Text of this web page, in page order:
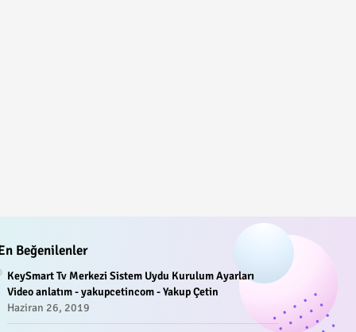
Beğenilenler
KeySmart Tv Merkezi Sistem Uydu Kurulum Ayarları
Video anlatım - yakupcetincom - Yakup Çetin
Haziran 26, 2019